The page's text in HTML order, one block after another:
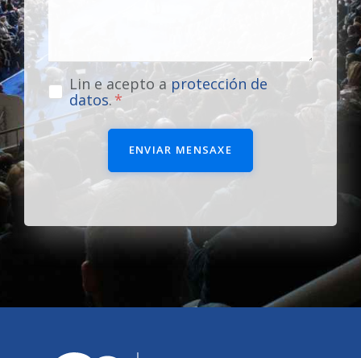
Lin e acepto a protección de
datos.
ENVIAR MENSAXE